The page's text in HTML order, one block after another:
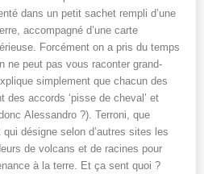
dans un petit sachet rempli d’une
accompagné d’une carte
Forcément on a pris du temps
ne peut pas vous raconter grand-
simplement que chacun des
des accords ‘pisse de cheval’ et
Alessandro ?). Terroni, que
désigne selon d’autres sites les
de volcans et de racines pour
à la terre. Et ça sent quoi ?